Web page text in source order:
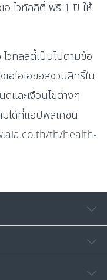
อ ไวทัลลิตี้ ฟรี 1 ปี ให้
ไวทัลลิตี้เป็นไปตามข้อ
เอไอเอขอสงวนสิทธิ์ใน
และเงื่อนไขต่างๆ
มได้ที่แอปพลิเคชัน
th/health-